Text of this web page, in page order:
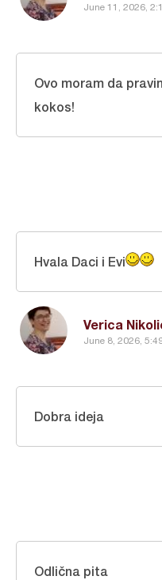
June 11, 2026,
Ovo moram da
kokos!
Verica
June 8, 2026,
Hvala Daci i Evi
Dobra ideja
Odlična pita